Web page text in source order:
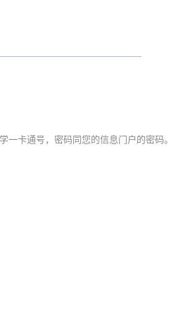
一卡通号，密码同您的信息门户的密码。